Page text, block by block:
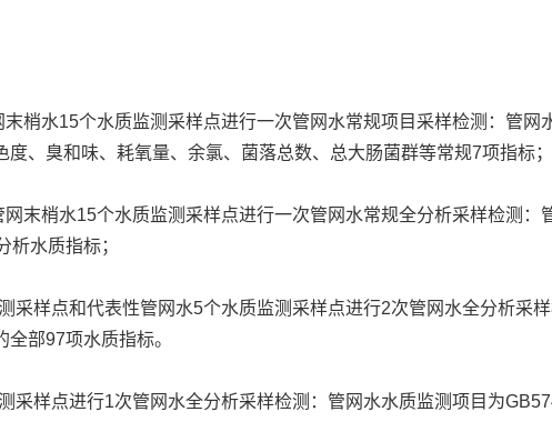
水15个水质监测采样点进行一次管网水常规项目采样检测：管网
、臭和味、耗氧量、余氯、菌落总数、总大肠菌群等常规7项指标；
梢水15个水质监测采样点进行一次管网水常规全分析采样检测：
水质指标；
点和代表性管网水5个水质监测采样点进行2次管网水全分析采样
部97项水质指标。
样点进行1次管网水全分析采样检测：管网水水质监测项目为